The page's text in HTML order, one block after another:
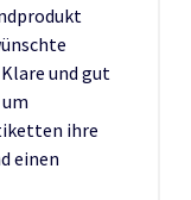
und gut
ihre
einen